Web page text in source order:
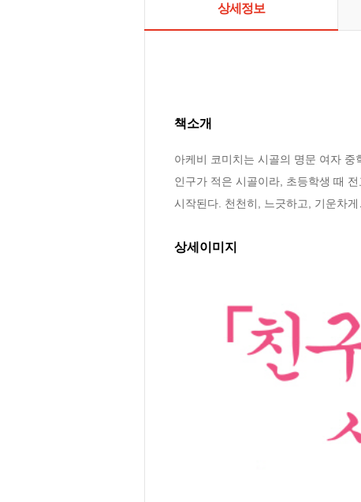
상세정보
책소개
아케비 코미치는 시골의 명문 여자 중
인구가 적은 시골이라, 초등학생 때
시작된다. 천천히, 느긋하고, 기운차
상세이미지